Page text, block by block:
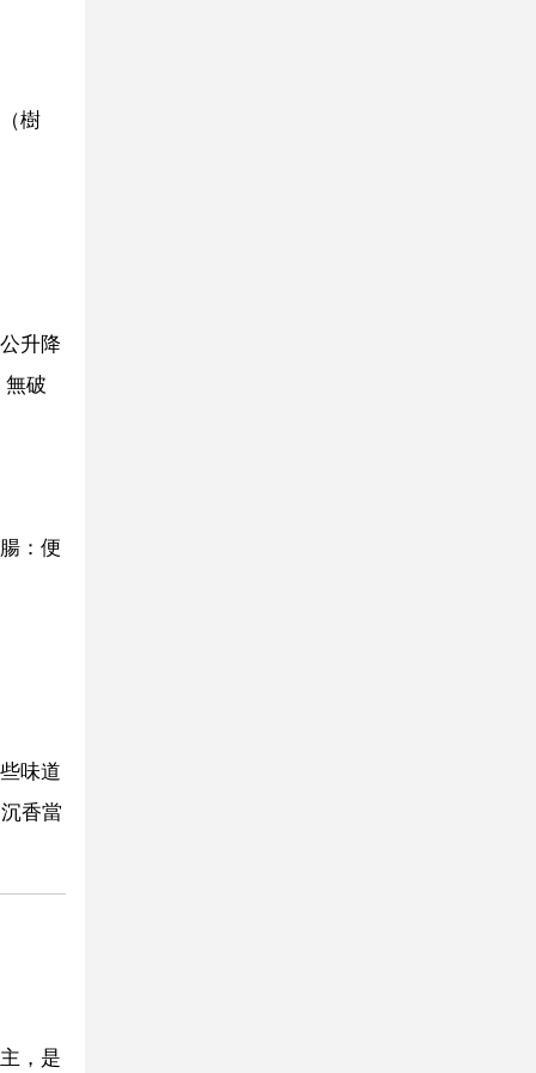
樹
升降
無破
：便
味道
香當
，是